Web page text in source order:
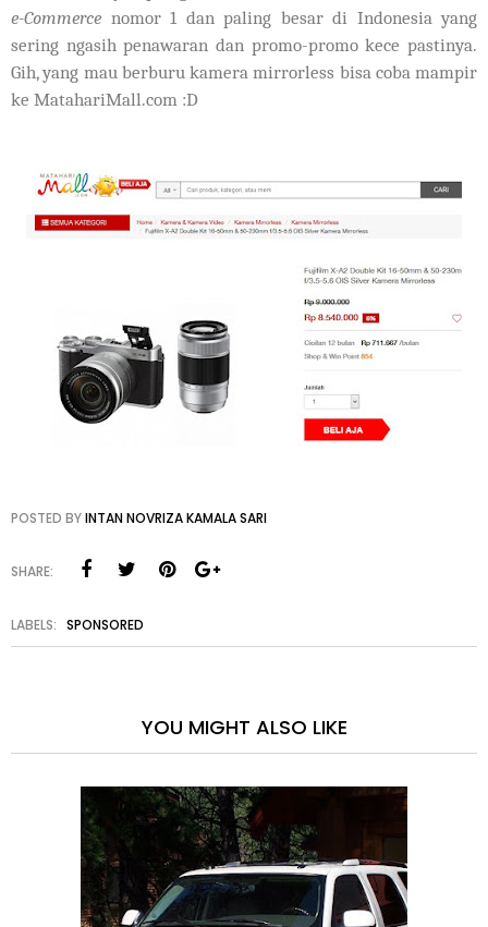
e-Commerce nomor 1 dan paling besar di Indonesia yang
sering ngasih penawaran dan promo-promo kece pastinya.
Gih, yang mau berburu kamera mirrorless bisa coba mampir
ke MatahariMall.com :D
POSTED BYINTAN NOVRIZA KAMALA SARI
SHARE:
LABELS: SPONSORED
YOU MIGHT ALSO LIKE